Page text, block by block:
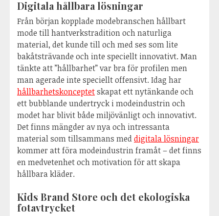
Digitala hållbara lösningar
Från början kopplade modebranschen hållbart
mode till hantverkstradition och naturliga
material, det kunde till och med ses som lite
bakåtsträvande och inte speciellt innovativt. Man
tänkte att ”hållbarhet” var bra för profilen men
man agerade inte speciellt offensivt. Idag har
hållbarhetskonceptetskapat ett nytänkande och
ett bubblande undertryck i modeindustrin och
modet har blivit både miljövänligt och innovativt.
Det finns mängder av nya och intressanta
material som tillsammans meddigitala lösningar
kommer att föra modeindustrin framåt – det finns
en medvetenhet och motivation för att skapa
hållbara kläder.
Kids Brand Store och det ekologiska
fotavtrycket